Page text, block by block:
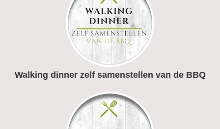
Walking dinner zelf samenstellen van de BBQ